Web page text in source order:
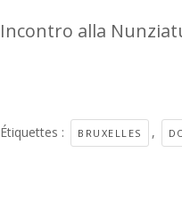
Incontro alla
Étiquettes : BRUXELLES ,